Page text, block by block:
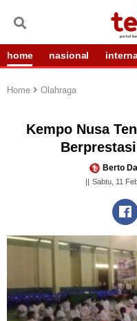
home nasional
Home Olahraga
Kempo Nusa
Berto
Sabtu, 11